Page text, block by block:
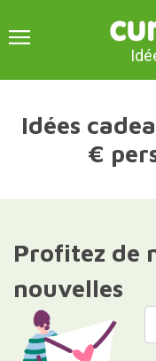
Idées
€
Profitez de
nouvelles